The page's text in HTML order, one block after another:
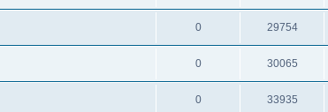
0 29754
0 30065
0 33935